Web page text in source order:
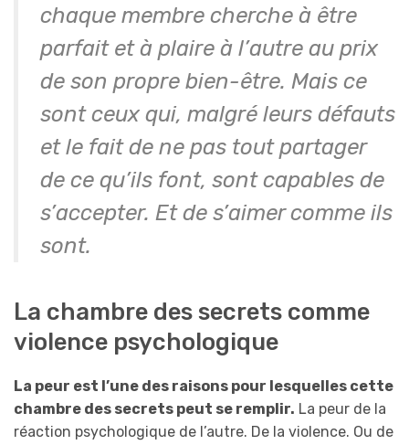
chaque membre cherche à être
parfait et à plaire à l’autre au prix
de son propre bien-être. Mais ce
sont ceux qui, malgré leurs défauts
et le fait de ne pas tout partager
de ce qu’ils font, sont capables de
s’accepter. Et de s’aimer comme ils
sont.
La chambre des secrets comme
violence psychologique
La peur est l’une des raisons pour lesquelles cette
chambre des secrets peut se remplir. La peur de la
réaction psychologique de l’autre. De la violence. Ou de